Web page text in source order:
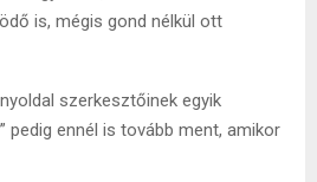
is, mégis gond nélkül ott
szerkesztőinek egyik
pedig ennél is tovább ment, amikor